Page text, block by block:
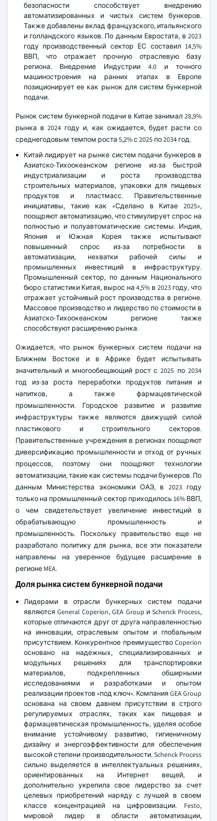
безопасности способствует внедрению
автоматизированных и чистых систем бункеров.
Также добавлены вклад французского, итальянского
и голландского языков. По данным Евростата, в 2023
году производственный сектор ЕС составил 14,5%
ВВП, что отражает прочную отраслевую базу
региона. Внедрение Индустрии 4.0 и точного
машиностроения на ранних этапах в Европе
позиционирует ее как рынок для систем бункерной
подачи.
Рынок систем бункерной подачи в Китае занимал 28,9%
рынка в 2024 году и, как ожидается, будет расти со
среднегодовым темпом роста 5,2% с 2025 по 2034 год.
Китай лидирует на рынке систем подачи бункеров в
Азиатско-Тихоокеанском регионе из-за быстрой
индустриализации и роста производства
строительных материалов, упаковки для пищевых
продуктов и пластмасс. Правительственные
инициативы, такие как «Сделано в Китае 2025»,
поощряют автоматизацию, что стимулирует спрос на
полностью и полуавтоматические системы. Индия,
Япония и Южная Корея также испытывают
повышенный спрос из-за потребности в
автоматизации, нехватки рабочей силы и
промышленных инвестиций в инфраструктуру.
Промышленный сектор, по данным Национального
бюро статистики Китая, вырос на 4,5% в 2023 году, что
отражает устойчивый рост производства в регионе.
Массовое производство и лидерство по стоимости в
Азиатско-Тихоокеанском регионе также
способствуют расширению рынка.
Ожидается, что рынок бункерных систем подачи на
Ближнем Востоке и в Африке будет испытывать
значительный и многообещающий рост с 2025 по 2034
год из-за роста переработки продуктов питания и
напитков, а также фармацевтической
промышленности. Городское развитие и развитие
инфраструктуры также являются движущей силой
пластикового и строительного секторов.
Правительственные учреждения в регионах поощряют
диверсификацию промышленности и отход от ручных
процессов, поэтому они поощряют технологии
автоматизации, такие как системы подачи бункеров. По
данным Министерства экономики ОАЭ, в 2023 году
только на промышленный сектор приходилось 16% ВВП,
о чем свидетельствует увеличение инвестиций в
обрабатывающую промышленность и
промышленность. Поскольку правительство еще не
разработало политику для рынка, все эти показатели
направлены на уверенное будущее расширение в
регионе MEA.
Доля рынка систем бункерной подачи
Лидерами в отрасли бункерных систем подачи
являются General Coperion, GEA Group и Schenck Process,
которые отличаются друг от друга направленностью
на инновации, отраслевым опытом и глобальным
присутствием. Конкурентное преимущество Coperion
основано на надежных, специализированных и
модульных решениях для транспортировки
материалов, подкрепленных обширными
исследованиями и разработками и опытом
реализации проектов «под ключ». Компания GEA Group
основана на своем давнем присутствии в строго
регулируемых отраслях, таких как пищевая и
фармацевтическая промышленность, уделяя особое
внимание устойчивому развитию, гигиеничному
дизайну и энергоэффективности для обеспечения
высокой степени производительности. Schenck Process
сильно выделяется в интеллектуальных решениях,
ориентированных на Интернет вещей, и
дополнительно укрепила свое лидерство за счет
целевых приобретений наряду с лучшей в своем
классе концентрацией на цифровизации. Festo,
мировой лидер в области автоматизации,